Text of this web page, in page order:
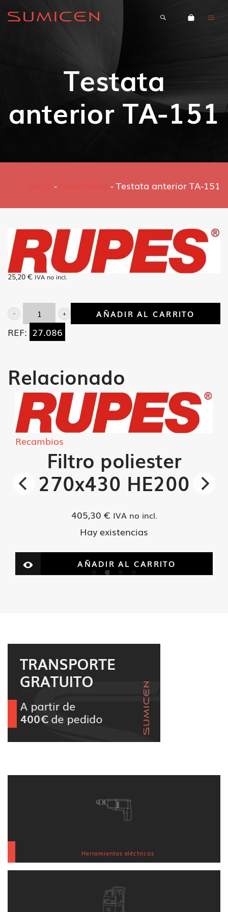
Testata
anterior TA-151
- -Testata anterior TA-151
25,20 € IVA no incl.
Testata
anterior
cantidad
AÑADIR AL CARRITO
REF: 27.086
Relacionado
Recambios
Filtro poliester
270x430 HE200
405,30 € IVA no incl.
Hay existencias
AÑADIR AL CARRITO
Herramientas eléctricas